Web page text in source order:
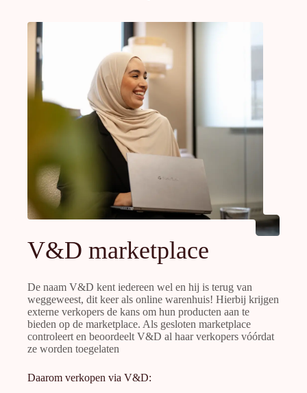
V&D marketplace
De naam V&D kent iedereen wel en hij is terug van
weggeweest, dit keer als online warenhuis! Hierbij krijgen
externe verkopers de kans om hun producten aan te
bieden op de marketplace. Als gesloten marketplace
controleert en beoordeelt V&D al haar verkopers vóórdat
ze worden toegelaten
Daarom verkopen via V&D: